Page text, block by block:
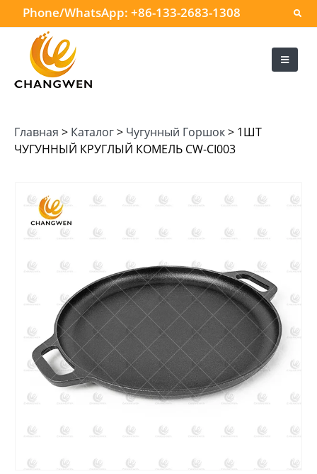
Phone/WhatsApp:+86-133-2683-1308
Главная > Каталог> Чугунный Горшок> 1ШТ
ЧУГУННЫЙ КРУГЛЫЙ КОМЕЛЬ CW-CI003